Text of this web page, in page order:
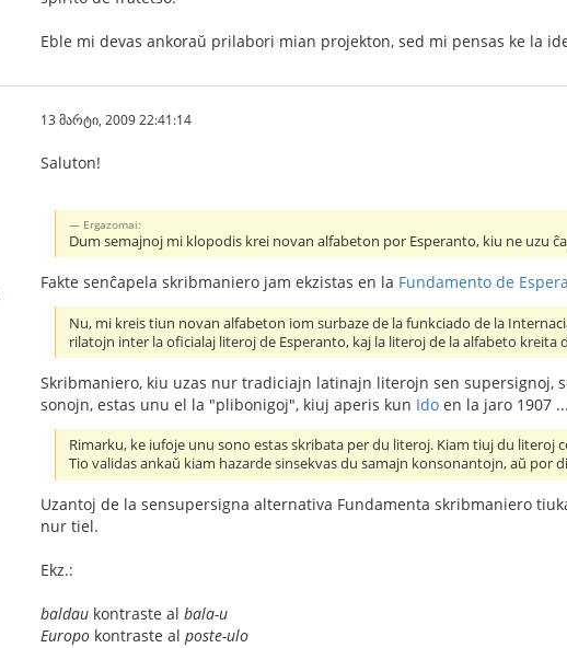
Eble mi devas ankoraŭ prilabori mian projekton, sed mi pensas ke la
13 მარტი, 2009 22:41:14
Saluton!
Ergazomai:
Dum semajnoj mi klopodis krei novan alfabeton por Esperanto, kiu ne uzu
Fakte senĉapela skribmaniero jam ekzistas en la Fundamento de
Nu, mi kreis tiun novan alfabeton iom surbaze de la funkciado de la
rilatojn inter la oficialaj literoj de Esperanto, kaj la literoj de la alfabeto kreita
Skribmaniero, kiu uzas nur tradiciajn latinajn literojn sen supersignoj,
sonojn, estas unu el la "plibonigoj", kiuj aperis kun Ido en la jaro 1907 ...
Rimarku, ke iufoje unu sono estas skribata per du literoj. Kiam tiuj du
Tio validas ankaŭ kiam hazarde sinsekvas du samajn konsonantojn, aŭ por
Uzantoj de la sensupersigna alternativa Fundamenta skribmaniero
nur tiel.
Ekz.:
baldau kontraste al bala-u
Europo kontraste al poste-ulo